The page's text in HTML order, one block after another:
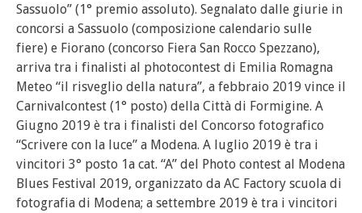
Sassuolo” (1° premio assoluto). Segnalato dalle giurie in
concorsi a Sassuolo (composizione calendario sulle
fiere) e Fiorano (concorso Fiera San Rocco Spezzano),
arriva tra i finalisti al photocontest di Emilia Romagna
Meteo “il risveglio della natura”, a febbraio 2019 vince il
Carnivalcontest (1° posto) della Città di Formigine. A
Giugno 2019 è tra i finalisti del Concorso fotografico
“Scrivere con la luce” a Modena. A luglio 2019 è tra i
vincitori 3° posto 1a cat. “A” del Photo contest al Modena
Blues Festival 2019, organizzato da AC Factory scuola di
fotografia di Modena; a settembre 2019 è tra i vincitori